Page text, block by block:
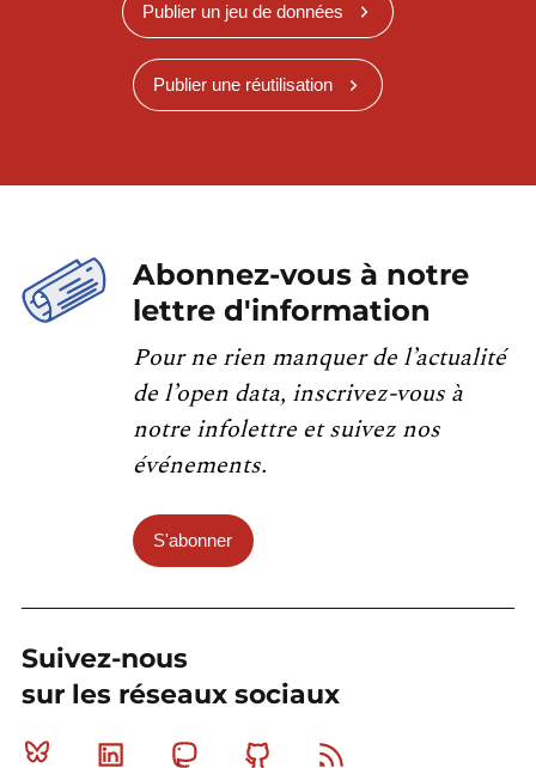
Publier un jeu de données
Publier une réutilisation
Abonnez-vous à notre
lettre d'information
Pour ne rien manquer de l’actualité
de l’open data, inscrivez-vous à
notre infolettre et suivez nos
événements.
S'abonner
Suivez-nous
sur les réseaux sociaux
Bluesky Linkedin MastodonGithub